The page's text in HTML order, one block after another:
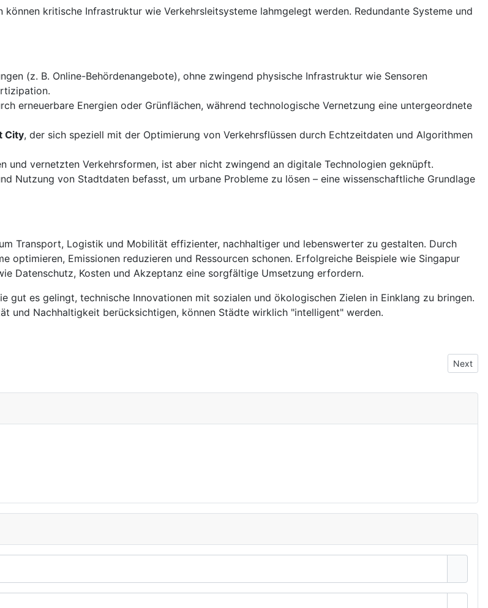
kritische Infrastruktur wie Verkehrsleitsysteme lahmgelegt werden. Redundante Systeme und
(z. B. Online-Behördenangebote), ohne zwingend physische Infrastruktur wie Sensoren
erneuerbare Energien oder Grünflächen, während technologische Vernetzung eine untergeordnete
City, der sich speziell mit der Optimierung von Verkehrsflüssen durch Echtzeitdaten und Algorithmen
und vernetzten Verkehrsformen, ist aber nicht zwingend an digitale Technologien geknüpft.
Nutzung von Stadtdaten befasst, um urbane Probleme zu lösen – eine wissenschaftliche Grundlage
Transport, Logistik und Mobilität effizienter, nachhaltiger und lebenswerter zu gestalten. Durch
optimieren, Emissionen reduzieren und Ressourcen schonen. Erfolgreiche Beispiele wie Singapur
Datenschutz, Kosten und Akzeptanz eine sorgfältige Umsetzung erfordern.
gut es gelingt, technische Innovationen mit sozialen und ökologischen Zielen in Einklang zu bringen.
und Nachhaltigkeit berücksichtigen, können Städte wirklich "intelligent" werden.
Next
Next